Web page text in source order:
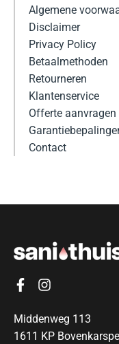
Algemene
Disclaimer
Privacy Policy
Betaalmethoden
Retourneren
Klantenservice
Offerte aanvragen
Contact
Middenweg 113
1611 KP